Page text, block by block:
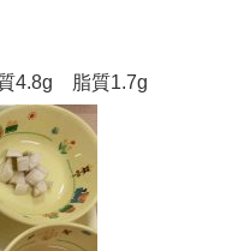
4.8g 脂質1.7g